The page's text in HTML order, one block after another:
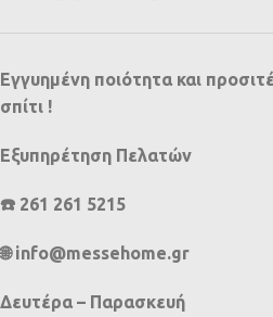
Εγγυημένη ποιότητα και
σπίτι !
Εξυπηρέτηση Πελατών
☎️ 261 261 5215
🌐 info@messehome.gr
Δευτέρα – Παρασκευή